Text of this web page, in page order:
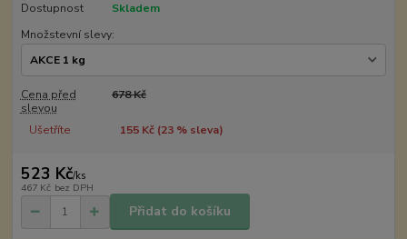
Dostupnost
Skladem
Množstevní slevy:
Cena před
slevou
678 Kč
Ušetříte 155 Kč (23% sleva)
523 Kč/ks
467 Kč bez DPH
Přidat do košíku